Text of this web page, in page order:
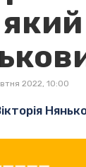
2022, 10:00